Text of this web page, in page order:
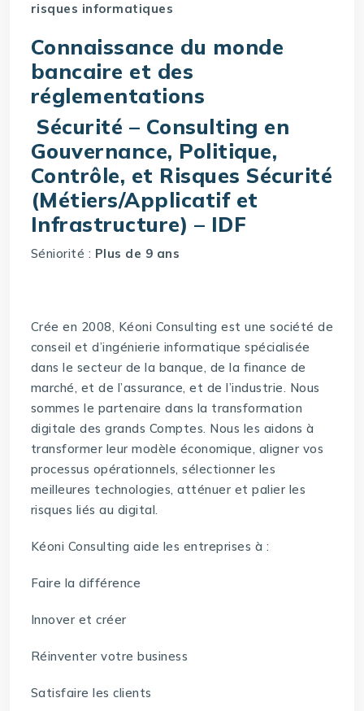
risques informatiques
Connaissance du monde
bancaire et des
réglementations
Sécurité – Consulting en
Gouvernance, Politique,
Contrôle, et Risques Sécurité
(Métiers/Applicatif et
Infrastructure) – IDF
Séniorité : Plus de 9 ans
Crée en 2008, Kéoni Consulting est une société de
conseil et d’ingénierie informatique spécialisée
dans le secteur de la banque, de la finance de
marché, et de l’assurance, et de l’industrie. Nous
sommes le partenaire dans la transformation
digitale des grands Comptes. Nous les aidons à
transformer leur modèle économique, aligner vos
processus opérationnels, sélectionner les
meilleures technologies, atténuer et palier les
risques liés au digital.
Kéoni Consulting aide les entreprises à :
Faire la différence
Innover et créer
Réinventer votre business
Satisfaire les clients